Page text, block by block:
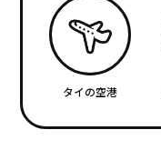
タイの空港